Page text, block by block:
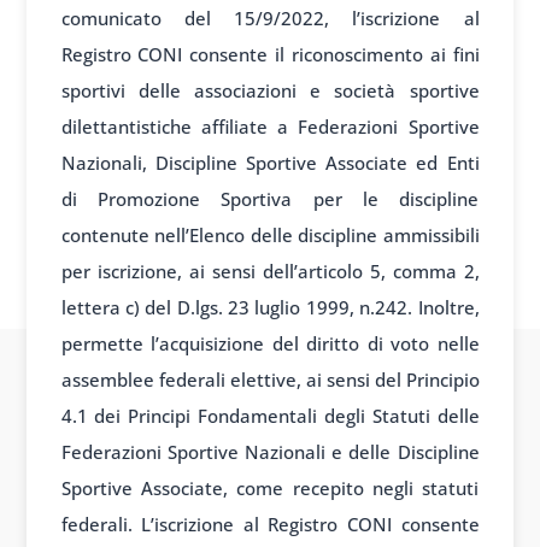
comunicato del 15/9/2022, l’iscrizione al
Registro CONI consente il riconoscimento ai fini
sportivi delle associazioni e società sportive
dilettantistiche affiliate a Federazioni Sportive
Nazionali, Discipline Sportive Associate ed Enti
di Promozione Sportiva per le discipline
contenute nell’Elenco delle discipline ammissibili
per iscrizione, ai sensi dell’articolo 5, comma 2,
lettera c) del D.lgs. 23 luglio 1999, n.242. Inoltre,
permette l’acquisizione del diritto di voto nelle
assemblee federali elettive, ai sensi del Principio
4.1 dei Principi Fondamentali degli Statuti delle
Federazioni Sportive Nazionali e delle Discipline
Sportive Associate, come recepito negli statuti
federali. L’iscrizione al Registro CONI consente